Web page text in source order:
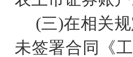
(三)在相关
未签署合同《